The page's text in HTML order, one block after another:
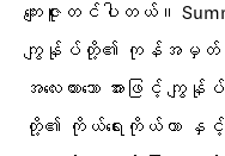
ကျေးဇူးတင်ပါတယ်။
ကျွန်ုပ်တို့၏ ကုန်အမှတ်တံ
အလေးထားသော အားဖြင့်
တို့၏ ကိုယ်ရေးကိုယ်တာ နှ